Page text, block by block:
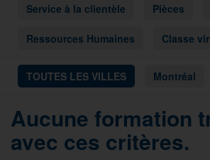
Service à la clientèle Pièces
Ressources Humaines Classe
TOUTES LES VILLES Montréal
Aucune formation
avec ces critères.